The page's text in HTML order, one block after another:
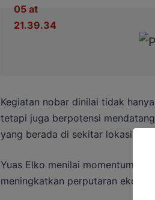
Kegiatan nobar dinilai tidak
tetapi juga berpotensi
yang berada di sekitar lokasi
Yuas Elko menilai momentum
meningkatkan perputaran